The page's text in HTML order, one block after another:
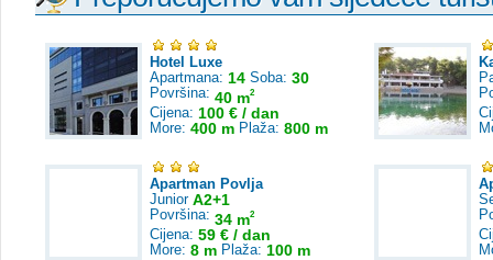
Hotel Luxe
Apartmana: 14 Soba: 30
Površina: 40 m2
Cijena: 100 € / dan
More: 400 m Plaža: 800 m
Apartman Povlja
Junior A2+1
Površina: 34 m2
Cijena: 59 € / dan
More: 8 m Plaža: 100 m